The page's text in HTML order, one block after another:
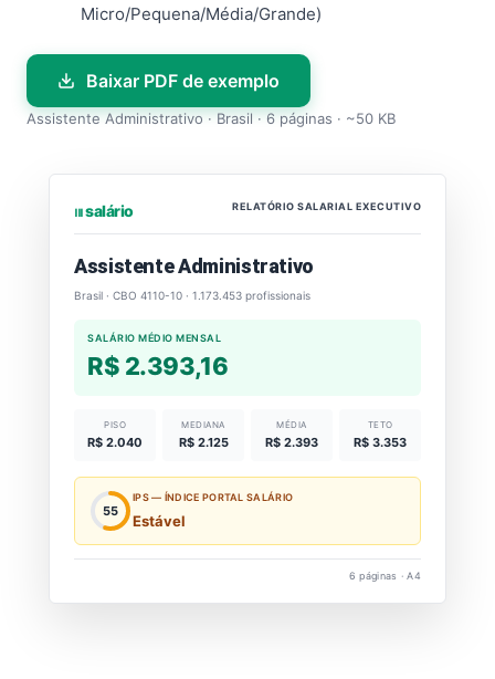
Micro/Pequena/Média/Grande)
Baixar PDF de exemplo
Assistente Administrativo · Brasil · 6 páginas · ~50 KB
⏐⏐⏐ salário RELATÓRIO SALARIAL EXECUTIVO
Assistente Administrativo
Brasil · CBO 4110-10 · 1.173.453 profissionais
SALÁRIO MÉDIO MENSAL
R$ 2.393,16
PISO
R$ 2.040
MEDIANA
R$ 2.125
MÉDIA
R$ 2.393
TETO
R$ 3.353
55
IPS — ÍNDICE PORTAL SALÁRIO
Estável
6 páginas · A4